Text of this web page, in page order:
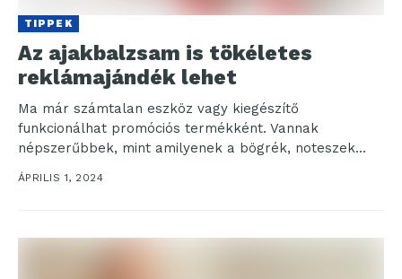
TIPPEK
Az ajakbalzsam is tökéletes
reklámajándék lehet
Ma már számtalan eszköz vagy kiegészítő
funkcionálhat promóciós termékként. Vannak
népszerűbbek, mint amilyenek a bögrék, noteszek
vagy éppen a tollak. Másokat ritkábban használnak...
ÁPRILIS 1, 2024